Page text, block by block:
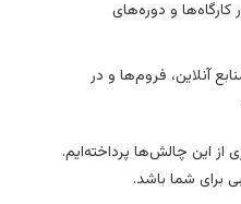
و دوره‌های
آنلاین، فروم‌ها و در
از این چالش‌ها پرداخته‌ایم.
برای شما باشد.